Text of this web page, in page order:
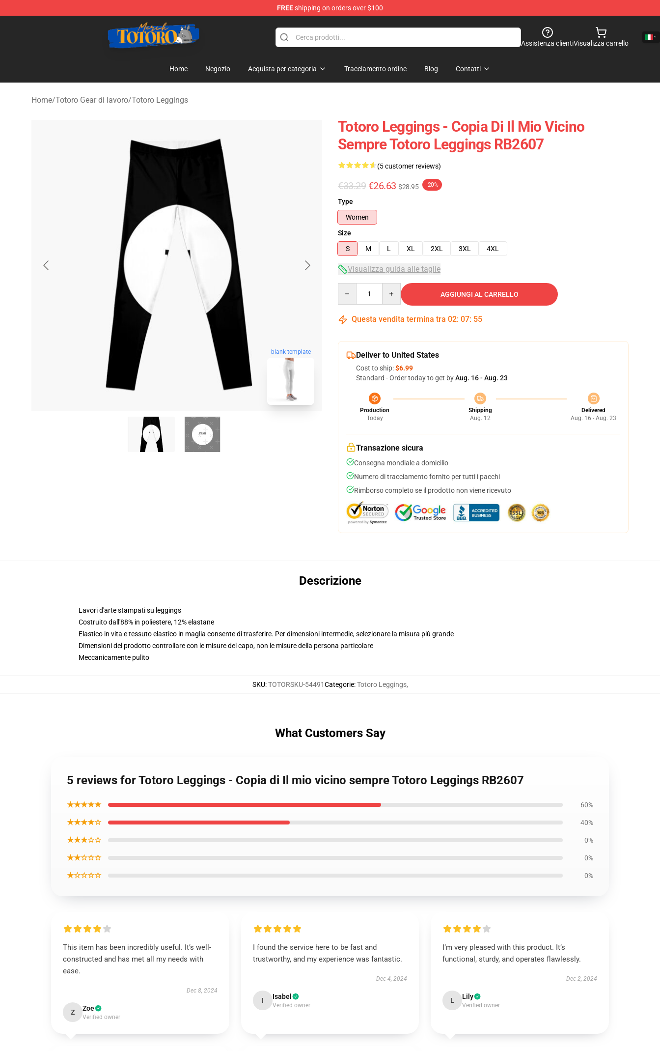
FREEshipping on orders over $100
Totoro Store - Official Totoro Merchandise Shop
Assistenza clientiVisualizza carrello
Home Negozio Acquista per categoria Tracciamento ordine Blog Contatti
Home/Totoro Gear di lavoro/Totoro Leggings
blank template
Totoro Leggings - Copia Di Il Mio Vicino
Sempre Totoro Leggings RB2607
(5 customer reviews)
€33.29 €26.63 $28.95 -20%
Type
Women
Size
S
M L XL 2XL 3XL 4XL
Visualizza guida alle taglie
AGGIUNGI AL CARRELLO
Questa vendita termina tra 02: 07: 54
Deliver to United States
Cost to ship:$6.99
Standard - Order today to get byAug. 16 - Aug. 23
Production
Today
Shipping
Aug. 12
Delivered
Aug. 16 - Aug. 23
Transazione sicura
Consegna mondiale a domicilio
Numero di tracciamento fornito per tutti i pacchi
Rimborso completo se il prodotto non viene ricevuto
Descrizione
Lavori d'arte stampati su leggings
Costruito dall'88% in poliestere, 12% elastane
Elastico in vita e tessuto elastico in maglia consente di trasferire. Per dimensioni intermedie, selezionare la misura più grande
Dimensioni del prodotto controllare con le misure del capo, non le misure della persona particolare
Meccanicamente pulito
SKU:TOTORSKU-54491Categorie:Totoro Leggings,
What Customers Say
5 reviews for Totoro Leggings - Copia di Il mio vicino sempre Totoro Leggings RB2607
★★★★★ 60%
★★★★☆ 40%
★★★☆☆ 0%
★★☆☆☆ 0%
★☆☆☆☆ 0%
This item has been incredibly useful. It’s well-
constructed and has met all my needs with
ease.
Dec 8, 2024
Z Zoe
Verified owner
I found the service here to be fast and
trustworthy, and my experience was fantastic.
Dec 4, 2024
I Isabel
Verified owner
I’m very pleased with this product. It’s
functional, sturdy, and operates flawlessly.
Dec 2, 2024
L Lily
Verified owner